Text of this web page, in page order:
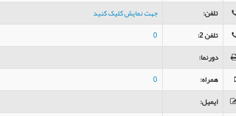
تلفن:
جهت نمایش کلیک کنید
تلفن 2 :
0
دورنما:
همراه:
0
ایمیل: